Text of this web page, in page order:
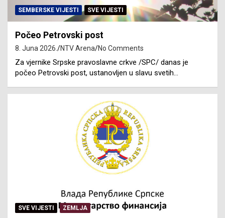
SEMBERSKE VIJESTI SVE VIJESTI
Počeo Petrovski post
8. Juna 2026. NTV Arena No Comments
Za vjernike Srpske pravoslavne crkve /SPC/ danas je
počeo Petrovski post, ustanovljen u slavu svetih…
SVE VIJESTI ZEMLJA